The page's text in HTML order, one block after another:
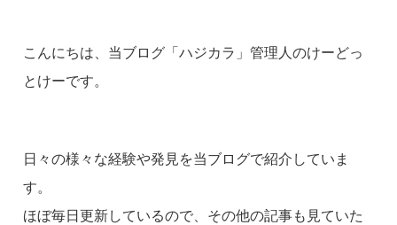
こんにちは、当ブログ「ハジカラ」管理人のけーどっ
とけーです。
日々の様々な経験や発見を当ブログで紹介していま
す。
ほぼ毎日更新しているので、その他の記事も見ていた